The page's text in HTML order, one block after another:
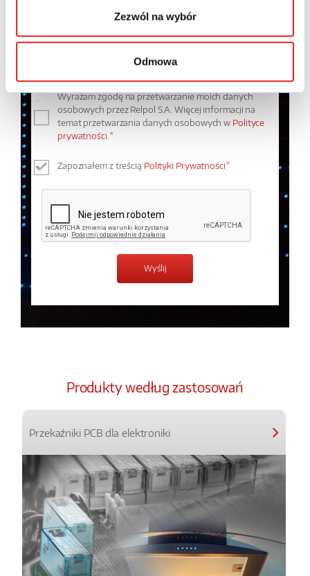
Zezwól na wybór
Odmowa
Wyrażam zgodę na przetwarzanie moich danych
osobowych przez Relpol S.A. Więcej informacji na
temat przetwarzania danych osobowych w Polityce
prywatności.*
Zapoznałem z treścią Polityki Prywatności*
Produkty według zastosowań
Przekaźniki PCB dla elektroniki